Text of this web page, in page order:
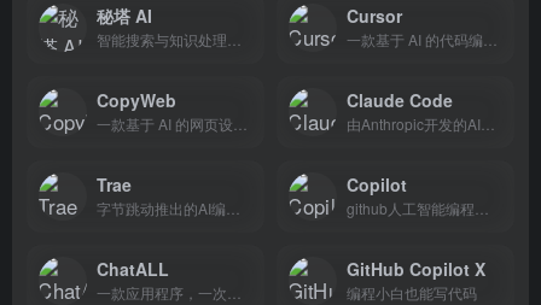
秘塔 AI
智能搜索与知识处理平台，适合无广告纯净搜索，全网/学术/播客结果结构化呈现并可导出文档。
Cursor
一款基于 AI 的代码编辑器，合在 IDE 中用自然语言编写、重构代码并解释报错，大幅节省查文档时间。
CopyWeb
一款基于 AI 的网页设计与代码生成工具，适合离线复制整站 HTML/CSS/JS 与媒体文件，快速备份或迁移网站。
Claude Code
由Anthropic开发的AI编码助手，面向开发者的 AI 编程助手，适配代码生成、漏洞排查、跨语言转换，提升企业项目开发与个人编程效率
Trae
字节跳动推出的AI编程工具，国内版对标Cursor，发音为“特雷”，支持代码生成与项目开发
Copilot
github人工智能编程助手，帮你写代码和函数
ChatALL
一款应用程序，一次提问发多个大模型看结果，支持几乎市面上所有大模型
GitHub Copilot X
编程小白也能写代码